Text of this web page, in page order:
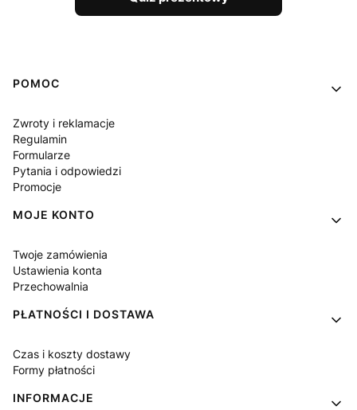
Linki w stopce
POMOC
Zwroty i reklamacje
Regulamin
Formularze
Pytania i odpowiedzi
Promocje
MOJE KONTO
Twoje zamówienia
Ustawienia konta
Przechowalnia
PŁATNOŚCI I DOSTAWA
Czas i koszty dostawy
Formy płatności
INFORMACJE